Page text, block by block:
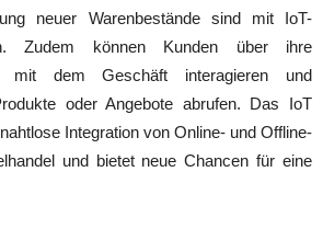
neuer Warenbestände sind mit IoT-
Zudem können Kunden über ihre
mit dem Geschäft interagieren und
oder Angebote abrufen. Das IoT
Integration von Online- und Offline-
und bietet neue Chancen für eine